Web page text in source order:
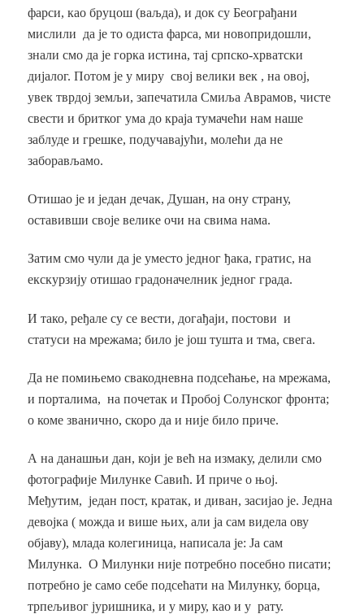
фарси, као бруцош (ваљда), и док су Београђани
мислили да је то одиста фарса, ми новопридошли,
знали смо да је горка истина, тај српско-хрватски
дијалог. Потом је у миру свој велики век , на овој,
увек тврдој земљи, запечатила Смиља Аврамов, чисте
свести и бритког ума до краја тумачећи нам наше
заблуде и грешке, подучавајући, молећи да не
заборављамо.
Отишао је и један дечак, Душан, на ону страну,
оставивши своје велике очи на свима нама.
Затим смо чули да је уместо једног ђака, гратис, на
екскурзију отишао градоначелник једног града.
И тако, ређале су се вести, догађаји, постови и
статуси на мрежама; било је још тушта и тма, свега.
Да не помињемо свакодневна подсећање, на мрежама,
и порталима, на почетак и Пробој Солунског фронта;
о коме званично, скоро да и није било приче.
А на данашњи дан, који је већ на измаку, делили смо
фотографије Милунке Савић. И приче о њој.
Међутим, један пост, кратак, и диван, засијао је. Једна
девојка ( можда и више њих, али ја сам видела ову
објаву), млада колегиница, написала је: Ја сам
Милунка. О Милунки није потребно посебно писати;
потребно је само себе подсећати на Милунку, борца,
трпељивог јуришника, и у миру, као и у рату.